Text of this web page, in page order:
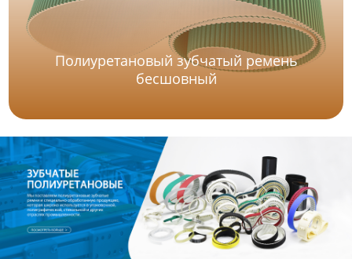
Полиуретановый зубчатый ремень
бесшовный